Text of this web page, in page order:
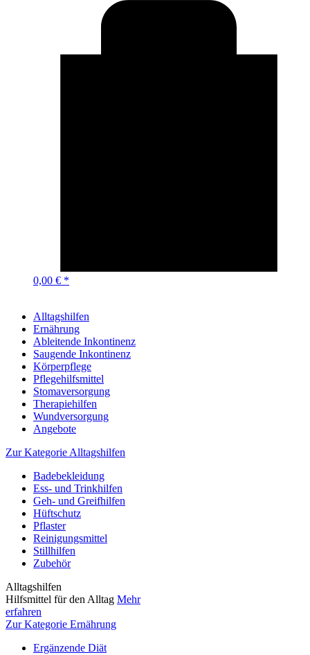
0,00 € *
Alltagshilfen
Ernährung
Ableitende Inkontinenz
Saugende Inkontinenz
Körperpflege
Pflegehilfsmittel
Stomaversorgung
Therapiehilfen
Wundversorgung
Angebote
Zur Kategorie Alltagshilfen
Badebekleidung
Ess- und Trinkhilfen
Geh- und Greifhilfen
Hüftschutz
Pflaster
Reinigungsmittel
Stillhilfen
Zubehör
Alltagshilfen
Hilfsmittel für den Alltag Mehr
erfahren
Zur Kategorie Ernährung
Ergänzende Diät